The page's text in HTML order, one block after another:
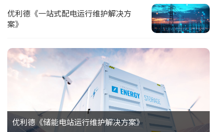
优利德《一站式配电运行维护解决方
案》
优利德《储能电站运行维护解决方案》